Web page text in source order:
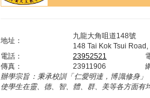
地址：
九龍大角咀道148號
148 Tai Kok Tsui
電話：
23952521
傳真：
23911906
辦學宗旨： 秉承校訓「仁愛明達，博識修身
使學生在靈、德、智、體、群、美等各方面有